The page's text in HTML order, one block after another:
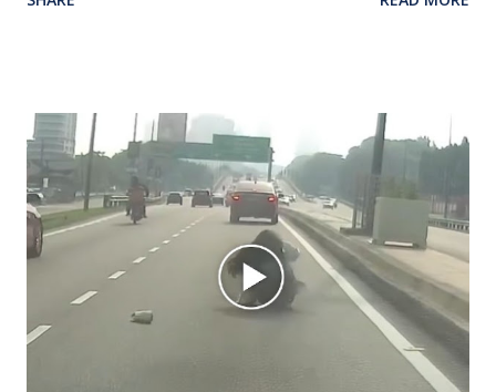
kejadian berlaku sekitar jam 11 malam dan pihak polis
hiburan di kawasan berkenaan. Seorang mangsa disahkan
meninggal dunia di lokasi kejadian akibat terkena tembakan,
manakala seorang lagi mangsa mengalami kecederaan.
Turut dipercayai terdapat seorang lagi individu cedera
namun identitinya masih belum dikenal pasti selepas dibawa
keluar dari lokasi oleh kenalannya. Polis kini sedang giat
mengesan dua suspek yang masih bebas bagi membantu
siasatan lanjut. Kes disiasat mengikut Seksyen 302 Kanun
Keseksaan kerana membunuh. Orang ramai yang mempunyai